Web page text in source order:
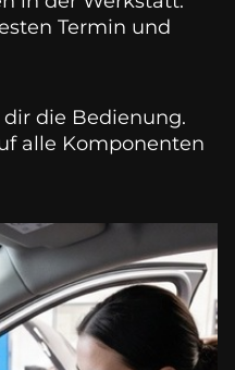
Termin und
die Bedienung.
alle Komponenten